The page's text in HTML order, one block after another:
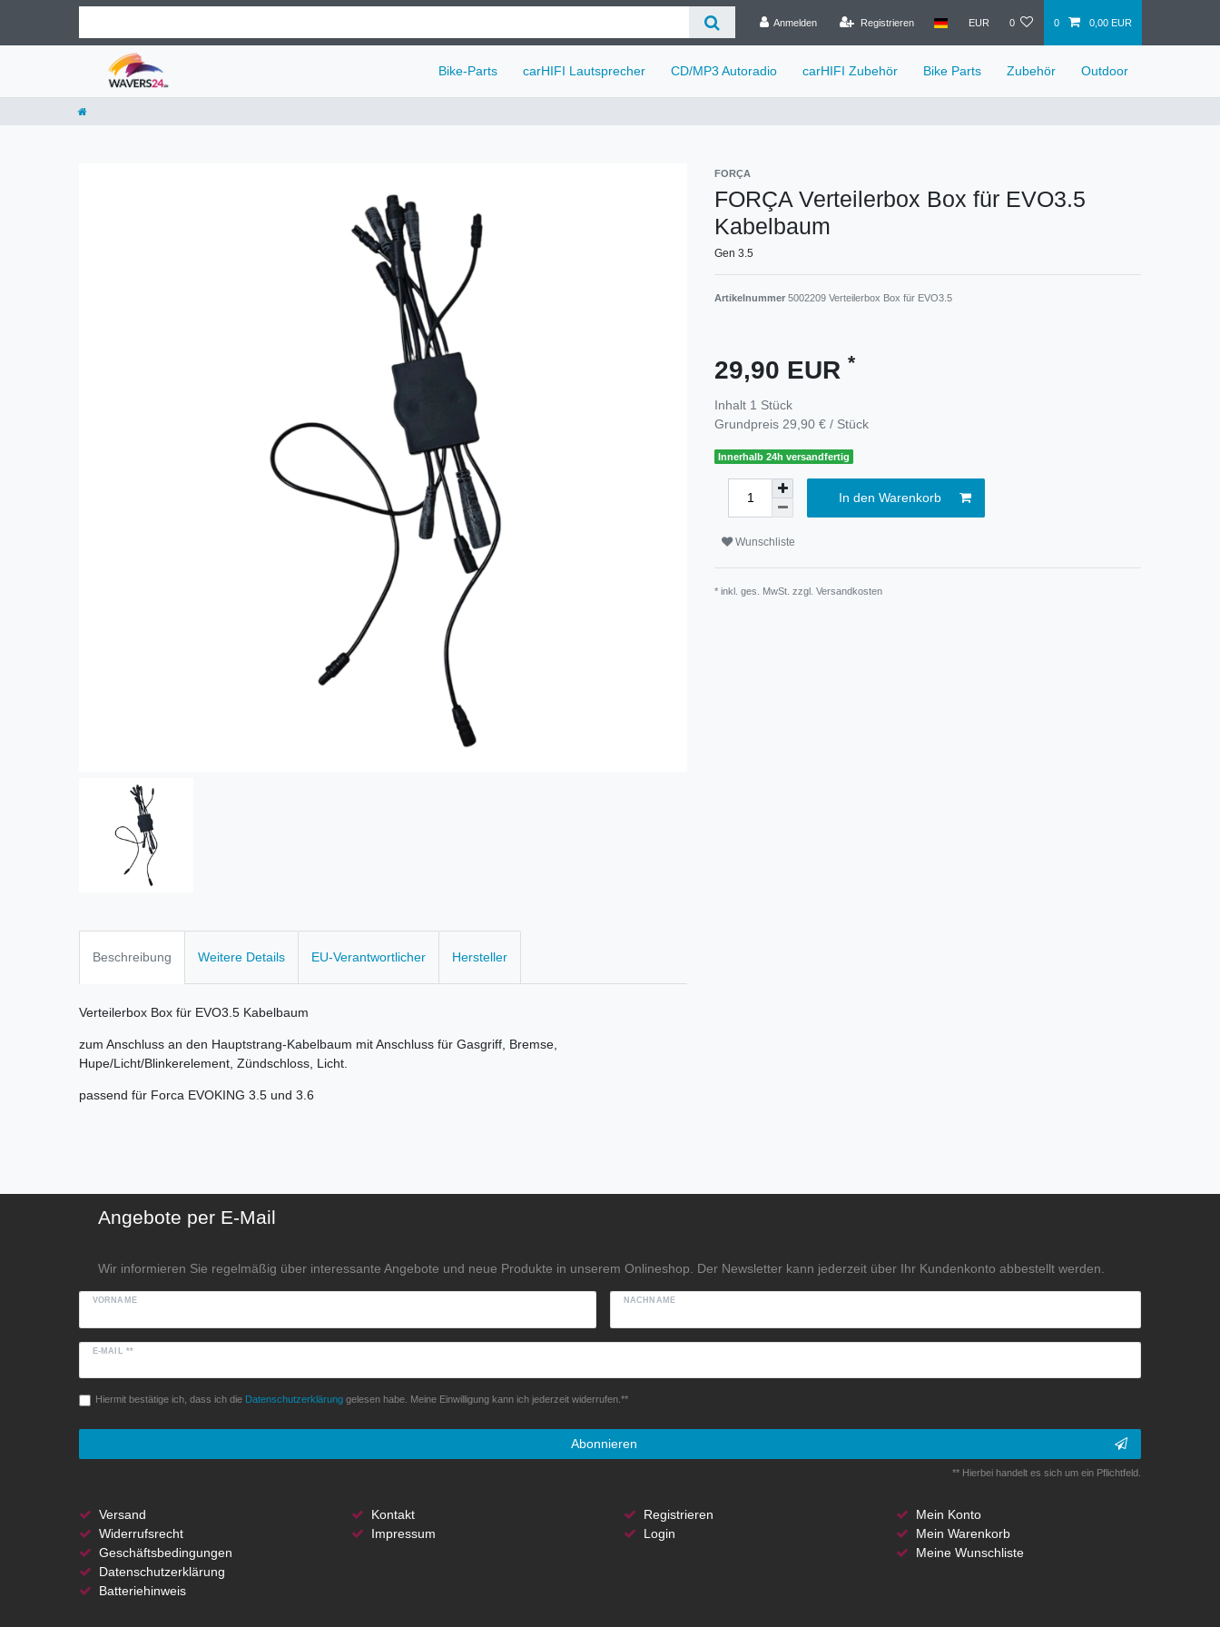
Anmelden Registrieren EUR 0 0 0,00 EUR
Bike-Parts carHIFI Lautsprecher CD/MP3 Autoradio carHIFI Zubehör Bike Parts Zubehör Outdoor
FORÇA
FORÇA Verteilerbox Box für EVO3.5
Kabelbaum
Gen 3.5
Artikelnummer 5002209 Verteilerbox Box für EVO3.5
29,90 EUR *
Inhalt 1 Stück
Grundpreis 29,90 € / Stück
Innerhalb 24h versandfertig
In den Warenkorb
Wunschliste
* inkl. ges. MwSt. zzgl. Versandkosten
Beschreibung Weitere Details EU-Verantwortlicher Hersteller
Verteilerbox Box für EVO3.5 Kabelbaum
zum Anschluss an den Hauptstrang-Kabelbaum mit Anschluss für Gasgriff, Bremse,
Hupe/Licht/Blinkerelement, Zündschloss, Licht.
passend für Forca EVOKING 3.5 und 3.6
Angebote per E-Mail
Wir informieren Sie regelmäßig über interessante Angebote und neue Produkte in unserem Onlineshop. Der Newsletter kann jederzeit über Ihr Kundenkonto abbestellt werden.
VORNAME NACHNAME
E-MAIL **
Hiermit bestätige ich, dass ich die Daten­schutz­erklärunggelesen habe. Meine Einwilligung kann ich jederzeit widerrufen.**
Abonnieren
** Hierbei handelt es sich um ein Pflichtfeld.
Versand
Widerrufsrecht
Geschäftsbedingungen
Datenschutzerklärung
Batteriehinweis
Kontakt
Impressum
Registrieren
Login
Mein Konto
Mein Warenkorb
Meine Wunschliste